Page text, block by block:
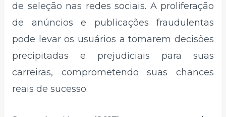
de seleção nas redes sociais. A proliferação
de anúncios e publicações fraudulentas
pode levar os usuários a tomarem decisões
precipitadas e prejudiciais para suas
carreiras, comprometendo suas chances
reais de sucesso.